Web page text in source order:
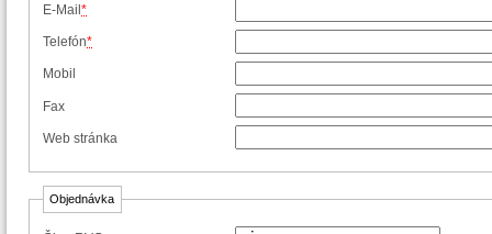
E-Mail *
Telefón*
Mobil
Fax
Web stránka
Objednávka